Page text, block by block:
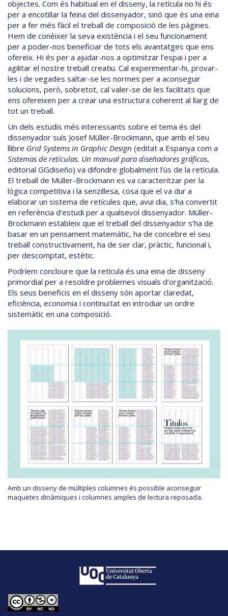
objectes. Com és habitual en el disseny, la retícula no hi és
per a encotillar la feina del dissenyador, sinó que és una eina
per a fer més fàcil el treball de composició de les pàgines.
Hem de conèixer la seva existència i el seu funcionament
per a poder-nos beneficiar de tots els avantatges que ens
ofereix. Hi és per a ajudar-nos a optimitzar l’espai i per a
agilitar el nostre treball creatiu. Cal experimentar-hi, provar-
les i de vegades saltar-se les normes per a aconseguir
solucions, però, sobretot, cal valer-se de les facilitats que
ens ofereixen per a crear una estructura coherent al llarg de
tot un treball.
Un dels estudis més interessants sobre el tema és del
dissenyador suís Josef Müller-Brockmann, que amb el seu
llibre Grid Systems in Graphic Design (editat a Espanya com a
Sistemas de retículas. Un manual para diseñadores gráficos,
editorial GGdiseño) va difondre globalment l’ús de la retícula.
El treball de Müller-Brockmann es va caracteritzar per la
lògica competitiva i la senzillesa, cosa que el va dur a
elaborar un sistema de retícules que, avui dia, s’ha convertit
en referència d’estudi per a qualsevol dissenyador. Müller-
Brockmann estableix que el treball del dissenyador s’ha de
basar en un pensament matemàtic, ha de concebre el seu
treball constructivament, ha de ser clar, pràctic, funcional i,
per descomptat, estètic.
Podríem concloure que la retícula és una eina de disseny
primordial per a resoldre problemes visuals d’organització.
Els seus beneficis en el disseny són aportar claredat,
eficiència, economia i continuïtat en introduir un ordre
sistemàtic en una composició.
Amb un disseny de múltiples columnes és possible aconseguir
maquetes dinàmiques i columnes amples de lectura reposada.